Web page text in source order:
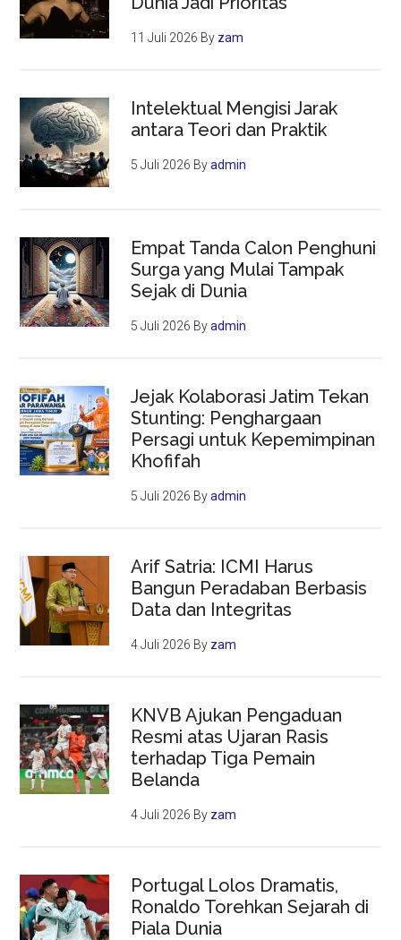
11 Juli 2026 By zam
Intelektual Mengisi Jarak
antara Teori dan Praktik
5 Juli 2026 Byadmin
Empat Tanda Calon Penghuni
Surga yang Mulai Tampak
Sejak di Dunia
5 Juli 2026 Byadmin
Jejak Kolaborasi Jatim Tekan
Stunting: Penghargaan
Persagi untuk Kepemimpinan
Khofifah
5 Juli 2026 Byadmin
Arif Satria: ICMI Harus
Bangun Peradaban Berbasis
Data dan Integritas
4 Juli 2026 By zam
KNVB Ajukan Pengaduan
Resmi atas Ujaran Rasis
terhadap Tiga Pemain
Belanda
4 Juli 2026 By zam
Portugal Lolos Dramatis,
Ronaldo Torehkan Sejarah di
Piala Dunia